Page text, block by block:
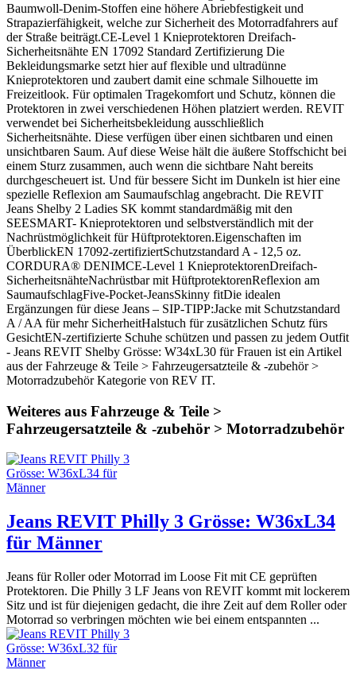
Baumwoll-Denim-Stoffen eine höhere Abriebfestigkeit und
Strapazierfähigkeit, welche zur Sicherheit des Motorradfahrers auf
der Straße beiträgt.CE-Level 1 Knieprotektoren Dreifach-
Sicherheitsnähte EN 17092 Standard Zertifizierung Die
Bekleidungsmarke setzt hier auf flexible und ultradünne
Knieprotektoren und zaubert damit eine schmale Silhouette im
Freizeitlook. Für optimalen Tragekomfort und Schutz, können die
Protektoren in zwei verschiedenen Höhen platziert werden. REVIT
verwendet bei Sicherheitsbekleidung ausschließlich
Sicherheitsnähte. Diese verfügen über einen sichtbaren und einen
unsichtbaren Saum. Auf diese Weise hält die äußere Stoffschicht bei
einem Sturz zusammen, auch wenn die sichtbare Naht bereits
durchgescheuert ist. Und für bessere Sicht im Dunkeln ist hier eine
spezielle Reflexion am Saumaufschlag angebracht. Die REVIT
Jeans Shelby 2 Ladies SK kommt standardmäßig mit den
SEESMART- Knieprotektoren und selbstverständlich mit der
Nachrüstmöglichkeit für Hüftprotektoren.Eigenschaften im
ÜberblickEN 17092-zertifiziertSchutzstandard A - 12,5 oz.
CORDURA® DENIMCE-Level 1 KnieprotektorenDreifach-
SicherheitsnähteNachrüstbar mit HüftprotektorenReflexion am
SaumaufschlagFive-Pocket-JeansSkinny fitDie idealen
Ergänzungen für diese Jeans – SIP-TIPP:Jacke mit Schutzstandard
A / AA für mehr SicherheitHalstuch für zusätzlichen Schutz fürs
GesichtEN-zertifizierte Schuhe schützen und passen zu jedem Outfit
- Jeans REVIT Shelby Grösse: W34xL30 für Frauen ist ein Artikel
aus der Fahrzeuge & Teile > Fahrzeugersatzteile & -zubehör >
Motorradzubehör Kategorie von REV IT.
Weiteres aus Fahrzeuge & Teile >
Fahrzeugersatzteile & -zubehör > Motorradzubehör
Jeans REVIT Philly 3 Grösse: W36xL34
für Männer
Jeans für Roller oder Motorrad im Loose Fit mit CE geprüften
Protektoren. Die Philly 3 LF Jeans von REVIT kommt mit lockerem
Sitz und ist für diejenigen gedacht, die ihre Zeit auf dem Roller oder
Motorrad so verbringen möchten wie bei einem entspannten ...